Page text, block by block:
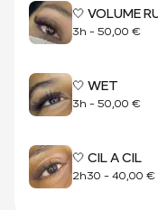
🤍 VOLUME
3h - 50,00 €
🤍 WET
3h - 50,00 €
🤍 CIL A CIL
2h30 - 40,00 €